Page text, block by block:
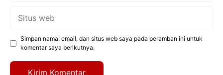
Simpan nama, email, dan situs web saya pada peramban ini untuk
komentar saya berikutnya.